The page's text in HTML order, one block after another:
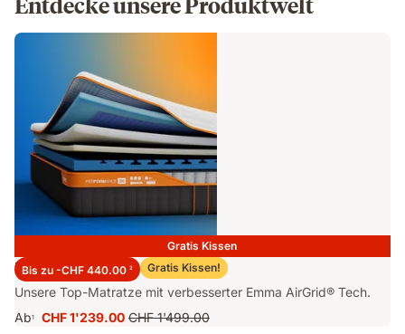
Gratis Kissen
Bis zu -CHF 440.00 2 Gratis Kissen!
Emma Performance 26 Matratze
Unsere Top-Matratze mit verbesserter Emma AirGrid® Tech.
Ab1
Preis
CHF 1'239.00 Ursprünglicher
CHF 1'499.00